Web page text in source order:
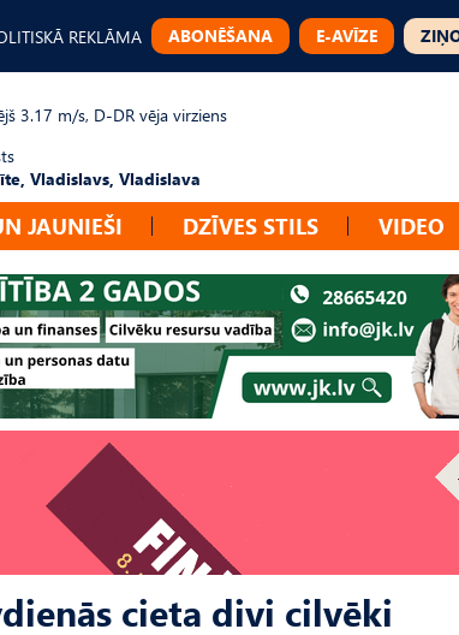
REKLĀMA ABONĒŠANA E-AVĪZE
3.17 m/s, D-DR vēja virziens
Vladislavs, Vladislava
JAUNIEŠI DZĪVES STILS VIDEO
cieta divi cilvēki